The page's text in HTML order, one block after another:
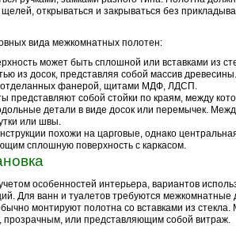
открываться и закрываться без
вида межкомнатных полотен:
может быть сплошной или вставками из
из досок, представляя собой массив
отделанных фанерой, щитами МДФ, ЛДСП.
представляют собой стойки по краям, между
детали в виде досок или перемычек.
или швы.
похожи на царговые, однако
сплошную поверхность с каркасом.
особенностей интерьера, вариантов
Для ванн и туалетов требуются
монтируют полотна со вставками из
или представляющим собой витраж.